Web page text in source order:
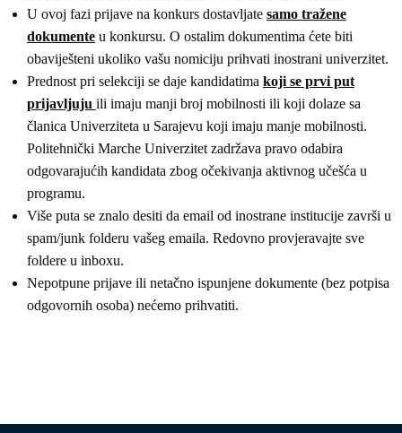
U ovoj fazi prijave na konkurs dostavljate samo tražene
dokumente u konkursu. O ostalim dokumentima ćete biti
obaviješteni ukoliko vašu nomiciju prihvati inostrani univerzitet.
Prednost pri selekciji se daje kandidatima koji se prvi put
prijavljuju ili imaju manji broj mobilnosti ili koji dolaze sa
članica Univerziteta u Sarajevu koji imaju manje mobilnosti.
Politehnički Marche Univerzitet zadržava pravo odabira
odgovarajućih kandidata zbog očekivanja aktivnog učešća u
programu.
Više puta se znalo desiti da email od inostrane institucije završi u
spam/junk folderu vašeg emaila. Redovno provjeravajte sve
foldere u inboxu.
Nepotpune prijave ili netačno ispunjene dokumente (bez potpisa
odgovornih osoba) nećemo prihvatiti.